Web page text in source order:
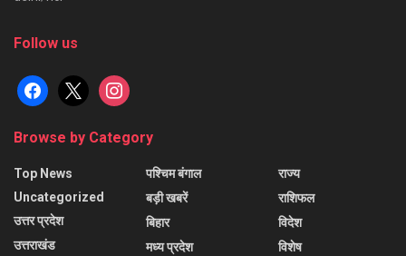
Follow us
facebook
x instagram
Browse by Category
Top News
Uncategorized
उत्तर प्रदेश
उत्तराखंड
पश्चिम बंगाल
बड़ी खबरें
बिहार
मध्य प्रदेश
राज्य
राशिफल
विदेश
विशेष